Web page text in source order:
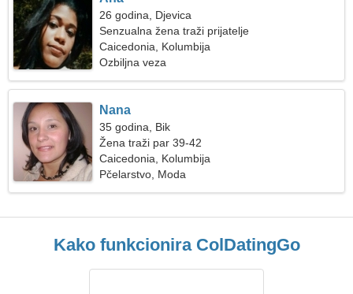
26 godina, Djevica
Senzualna žena traži prijatelje
Caicedonia, Kolumbija
Ozbiljna veza
Nana
35 godina, Bik
Žena traži par 39-42
Caicedonia, Kolumbija
Pčelarstvo, Moda
Kako funkcionira ColDatingGo